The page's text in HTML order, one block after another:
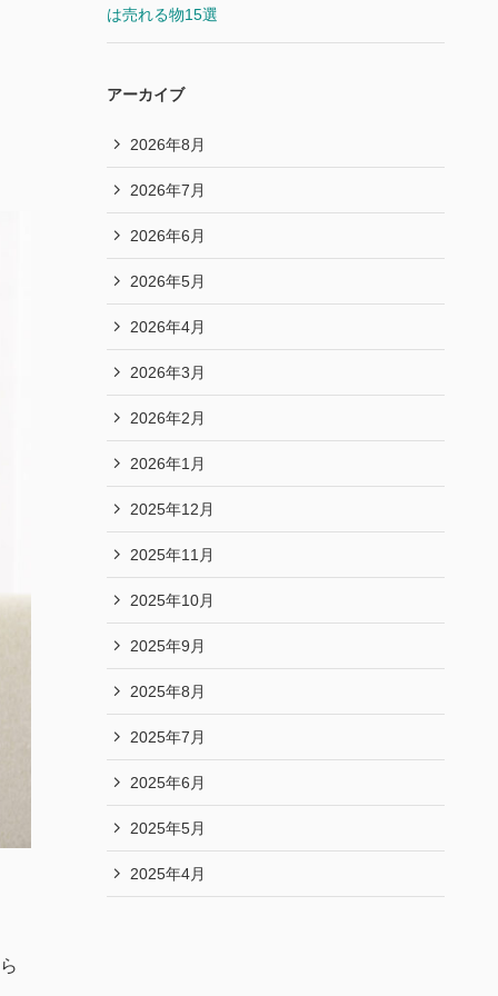
は売れる物15選
アーカイブ
2026年8月
2026年7月
2026年6月
2026年5月
2026年4月
2026年3月
2026年2月
2026年1月
2025年12月
2025年11月
2025年10月
2025年9月
2025年8月
2025年7月
2025年6月
2025年5月
2025年4月